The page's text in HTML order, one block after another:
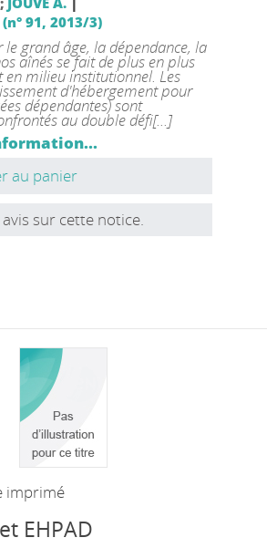
91, 2013/3)
le grand âge, la dépendance, la
aînés se fait de plus en plus
milieu institutionnel. Les
d'hébergement pour
dépendantes) sont
au double défi[...]
au panier
sur cette notice.
imprimé
EHPAD